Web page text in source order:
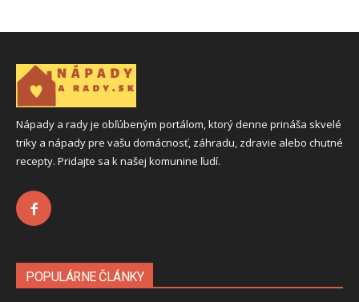
Nápady a rady je obľúbeným portálom, ktorý denne prináša skvelé
triky a nápady pre vašu domácnosť, záhradu, zdravie alebo chutné
recepty. Pridajte sa k našej komunine ľudí.
POPULÁRNE ČLÁNKY